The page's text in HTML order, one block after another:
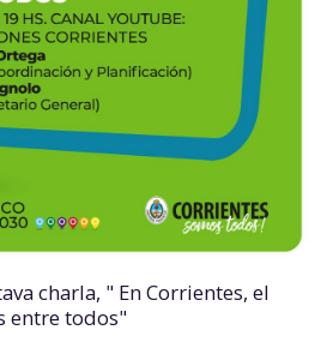
charla, " En Corrientes, el
entre todos"